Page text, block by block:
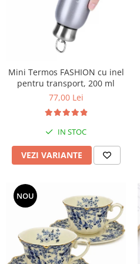
Mini Termos FASHION cu inel
pentru transport, 200 ml
77,00 Lei
IN STOC
VEZI VARIANTE
NOU